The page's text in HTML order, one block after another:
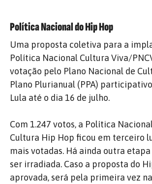
Política Nacional do Hip Hop
Uma proposta coletiva para a
Política Nacional Cultura Viva/
votação pelo Plano Nacional de
Plano Plurianual (PPA)
Lula até o dia 16 de julho.
Com 1.247 votos, a Política
Cultura Hip Hop ficou em terceiro
mais votadas. Há ainda outra etapa
ser irradiada. Caso a proposta do
aprovada, será pela primeira vez